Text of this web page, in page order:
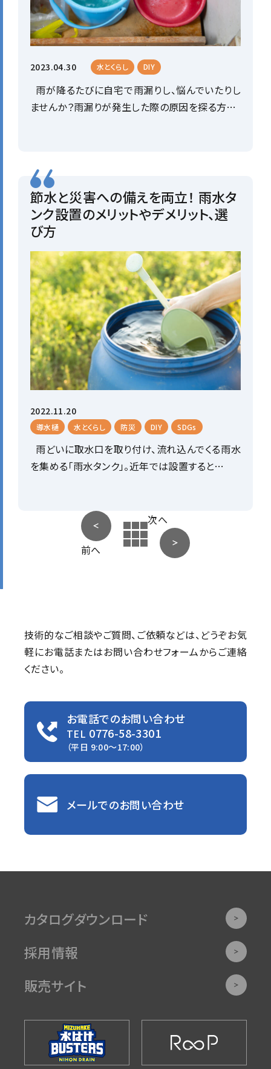
2023.04.30 水とくらし DIY
雨が降るたびに自宅で雨漏りし、悩んでいたりし
ませんか？雨漏りが発生した際の原因を探る方…
節水と災害への備えを両立！ 雨水タ
ンク設置のメリットやデメリット、選
び方
2022.11.20
導水樋 水とくらし 防災 DIY SDGs
雨どいに取水口を取り付け、流れ込んでくる雨水
を集める「雨水タンク」。近年では設置すると…
前へ
次へ
技術的なご相談やご質問、ご依頼などは、 どうぞお気
軽にお電話またはお問い合わせフォームからご連絡
ください。
お電話でのお問い合わせ
TEL 0776-58-3301
（平日 9:00〜17:00）
メールでのお問い合わせ
カタログダウンロード
採用情報
販売サイト